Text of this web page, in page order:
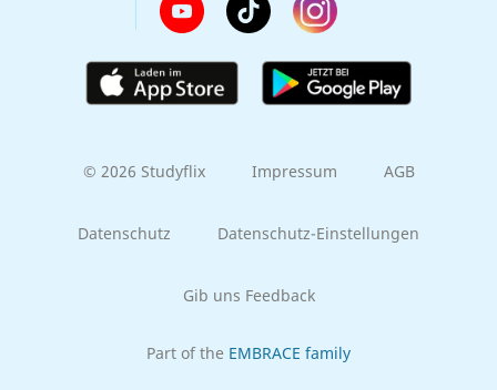
© 2026 Studyflix Impressum AGB
Datenschutz Datenschutz-Einstellungen
Gib uns Feedback
Part of the EMBRACE family